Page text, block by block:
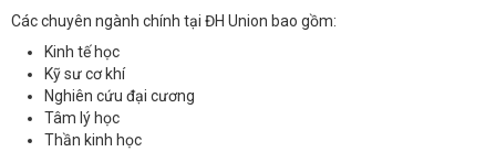
Các chuyên ngành chính tại ĐH Union bao gồm:
Kinh tế học
Kỹ sư cơ khí
Nghiên cứu đại cương
Tâm lý học
Thần kinh học